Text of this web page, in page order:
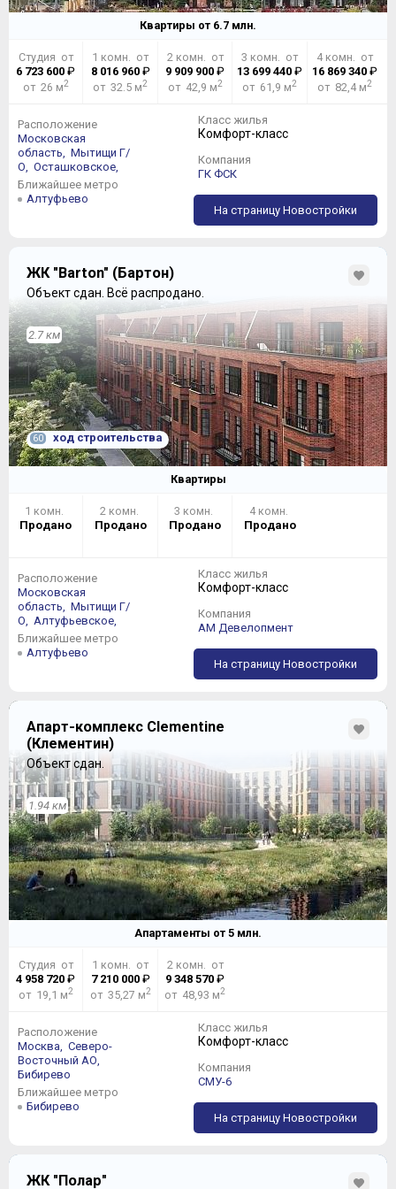
Квартиры от 6.7 млн.
Студия от
6 723 600 ₽
от 26 м2
1 комн. от
8 016 960₽
от 32.5 м2
2 комн. от
9 909 900 ₽
от 42,9 м2
3 комн. от
13 699 440 ₽
от 61,9 м2
4 комн. от
16 869 340₽
от 82,4 м2
Расположение
Московская
область,
Мытищи Г/
О,
Осташковское,
Ближайшее метро
Алтуфьево
Класс жилья
Комфорт-класс
Компания
ГК ФСК
На страницу Новостройки
ЖК "Barton" (Бартон)
Объект сдан. Всё распродано.
2.7 км
60 ход строительства
Квартиры
1 комн.
Продано
2 комн.
Продано
3 комн.
Продано
4 комн.
Продано
Расположение
Московская
область,
Мытищи Г/
О,
Алтуфьевское,
Ближайшее метро
Алтуфьево
Класс жилья
Комфорт-класс
Компания
АМ Девелопмент
На страницу Новостройки
Апарт-комплекс Clementine
(Клементин)
Объект сдан.
1.94 км
Апартаменты от 5 млн.
Студия от
4 958 720 ₽
от 19,1 м2
1 комн. от
7 210 000₽
от 35,27 м2
2 комн. от
9 348 570 ₽
от 48,93 м2
Расположение
Москва,
Северо-
Восточный АО,
Бибирево
Ближайшее метро
Бибирево
Класс жилья
Комфорт-класс
Компания
СМУ-6
На страницу Новостройки
ЖК "Полар"